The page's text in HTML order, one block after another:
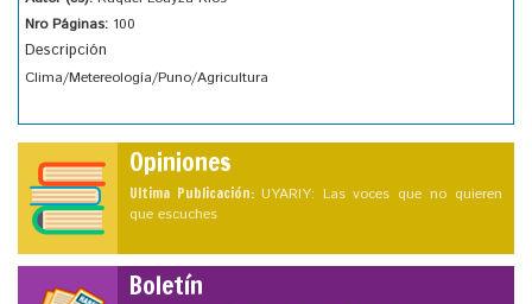
Nro Páginas: 100
Descripción
Clima/Metereología/Puno/Agricultura
Opiniones
Ultima Publicación: UYARIY: Las voces que no quieren
que escuches
Boletín